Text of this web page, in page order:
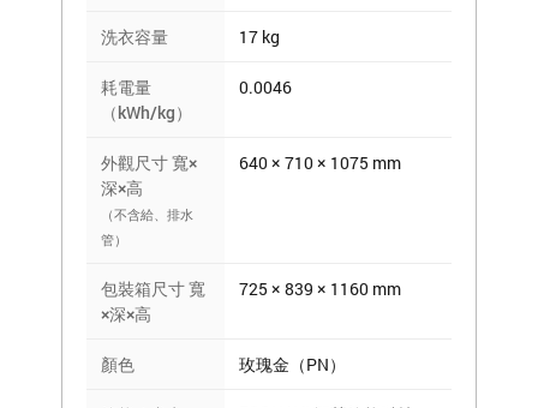
洗衣容量 17 kg
耗電量
（kWh/kg）
0.0046
外觀尺寸 寬×
深×高
（不含給、排水
管）
640 × 710 × 1075 mm
包裝箱尺寸 寬
×深×高
725 × 839 × 1160 mm
顏色 玫瑰金（PN）